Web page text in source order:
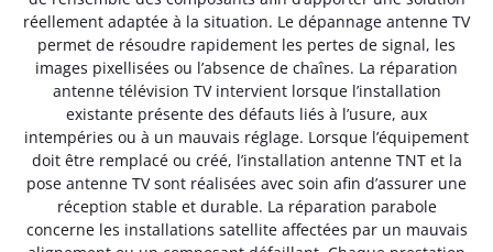
réellement adaptée à la situation. Le dépannage antenne TV
permet de résoudre rapidement les pertes de signal, les
images pixellisées ou l’absence de chaînes. La réparation
antenne télévision TV intervient lorsque l’installation
existante présente des défauts liés à l’usure, aux
intempéries ou à un mauvais réglage. Lorsque l’équipement
doit être remplacé ou créé, l’installation antenne TNT et la
pose antenne TV sont réalisées avec soin afin d’assurer une
réception stable et durable. La réparation parabole
concerne les installations satellite affectées par un mauvais